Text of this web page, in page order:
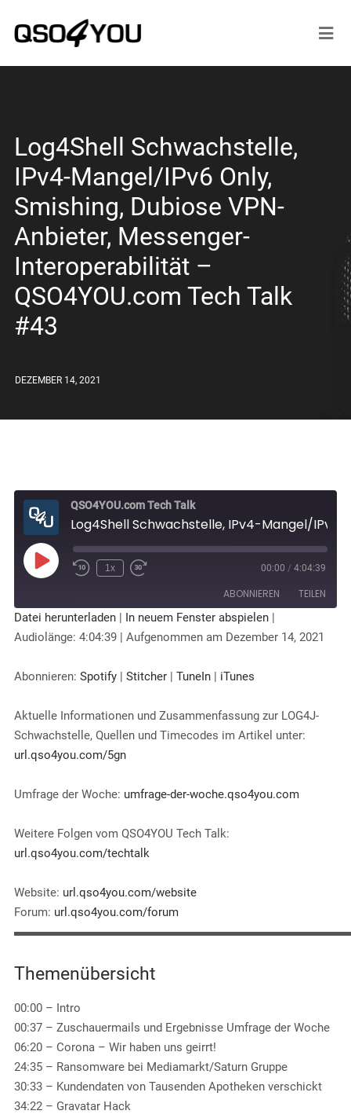
Log4Shell Schwachstelle,
IPv4-Mangel/IPv6 Only,
Smishing, Dubiose VPN-
Anbieter, Messenger-
Interoperabilität –
QSO4YOU.com Tech Talk
#43
DEZEMBER 14, 2021
QSO4YOU.com Tech Talk
1x 00:00 / 4:04:39
ABONNIEREN TEILEN
Spotify Stitcher
TEILEN
LINK
Datei herunterladen| In neuem Fenster abspielen|
Audiolänge: 4:04:39| Aufgenommen am Dezember 14, 2021
Abonnieren: Spotify| Stitcher| TuneIn| iTunes
Aktuelle Informationen und Zusammenfassung zur LOG4J-
Schwachstelle, Quellen und Timecodes im Artikel unter:
url.qso4you.com/5gn
Umfrage der Woche: umfrage-der-woche.qso4you.com
Weitere Folgen vom QSO4YOU Tech Talk:
url.qso4you.com/techtalk
Website: url.qso4you.com/website
Forum: url.qso4you.com/forum
Themenübersicht
00:00 – Intro
00:37 – Zuschauermails und Ergebnisse Umfrage der Woche
06:20 – Corona – Wir haben uns geirrt!
24:35 – Ransomware bei Mediamarkt/Saturn Gruppe
30:33 – Kundendaten von Tausenden Apotheken verschickt
34:22 – Gravatar Hack